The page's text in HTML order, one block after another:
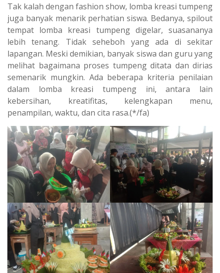
Tak kalah dengan fashion show, lomba kreasi tumpeng
juga banyak menarik perhatian siswa. Bedanya, spilout
tempat lomba kreasi tumpeng digelar, suasananya
lebih tenang. Tidak seheboh yang ada di sekitar
lapangan. Meski demikian, banyak siswa dan guru yang
melihat bagaimana proses tumpeng ditata dan dirias
semenarik mungkin. Ada beberapa kriteria penilaian
dalam lomba kreasi tumpeng ini, antara lain
kebersihan, kreatifitas, kelengkapan menu,
penampilan, waktu, dan cita rasa.(*/fa)